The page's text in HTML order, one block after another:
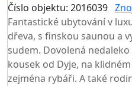
Číslo objektu: 2016039
Fantastické ubytování v
dřeva, s finskou saunou a
sudem. Dovolená
kousek od Dyje, na
zejména rybáři. A také